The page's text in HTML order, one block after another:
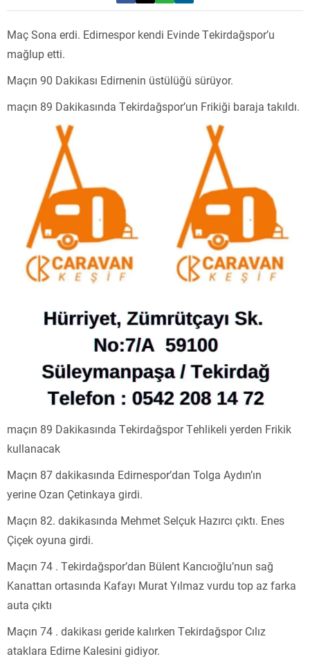
Maç Sona erdi. Edirnespor kendi Evinde Tekirdağspor’u
mağlup etti.
Maçın 90 Dakikası Edirnenin üstülüğü sürüyor.
maçın 89 Dakikasında Tekirdağspor’un Frikiği baraja takıldı.
maçın 89 Dakikasında Tekirdağspor Tehlikeli yerden Frikik
kullanacak
Maçın 87 dakikasında Edirnespor’dan Tolga Aydın’ın
yerine Ozan Çetinkaya girdi.
Maçın 82. dakikasında Mehmet Selçuk Hazırcı çıktı. Enes
Çiçek oyuna girdi.
Maçın 74 . Tekirdağspor’dan Bülent Kancıoğlu’nun sağ
Kanattan ortasında Kafayı Murat Yılmaz vurdu top az farka
auta çıktı
Maçın 74 . dakikası geride kalırken Tekirdağspor Cılız
ataklara Edirne Kalesini gidiyor.